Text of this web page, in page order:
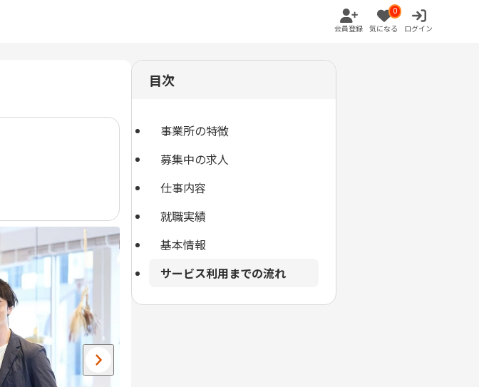
会員登録
0
気になる ログイン
目次
事業所の特徴
募集中の求人
仕事内容
就職実績
基本情報
サービス利用までの流れ